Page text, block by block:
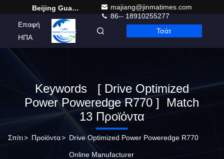
Beijing Guangtian Runze Technology Co., Ltd.
majiang@jinmatimes.com
86-- 18910255277
Επαφή
ΗΠΑ
Greek Τσάτ
Keywords [ Drive Optimized
Power Poweredge R770 ] Match
13 Προϊόντα
Σπίτι> Προϊόντα> Drive Optimized Power Poweredge R770
Online Manufacturer